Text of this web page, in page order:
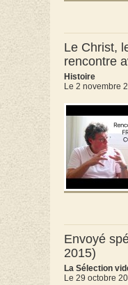
Le Christ,
rencontre
Histoire
Le 2 novembre
Envoyé
2015)
La Sélection
Le 29 octobre